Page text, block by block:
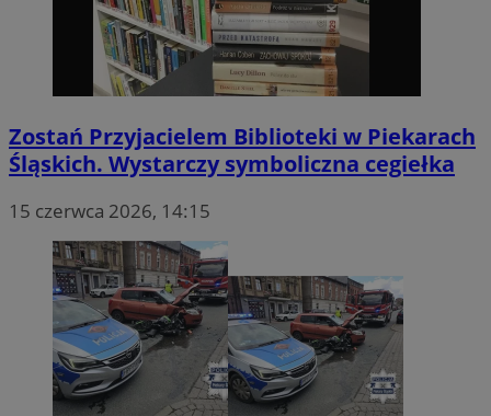
Zostań Przyjacielem Biblioteki w Piekarach
Śląskich. Wystarczy symboliczna cegiełka
15 czerwca 2026, 14:15